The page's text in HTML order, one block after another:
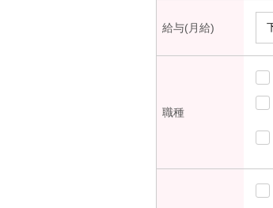
給与(月給)
職種